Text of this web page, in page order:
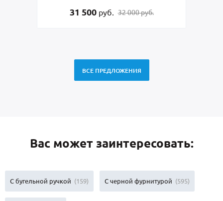
48 500руб.
ВСЕ ПРЕДЛОЖЕНИЯ
Вас может заинтересовать:
С бугельной ручкой (159) С черной фурнитурой (595)